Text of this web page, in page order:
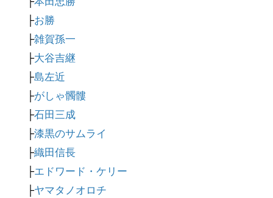
├お勝
├雑賀孫一
├大谷吉継
├島左近
├がしゃ髑髏
├石田三成
├漆黒のサムライ
├織田信長
├エドワード・ケリー
├ヤマタノオロチ